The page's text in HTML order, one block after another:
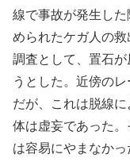
線で事故が発生し
められたケガ人の
調査として、置石
うとした。近傍の
だが、これは脱線
体は虚妄であった
は容易にやまなか